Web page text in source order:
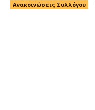
Ανακοινώσεις Συλλόγου